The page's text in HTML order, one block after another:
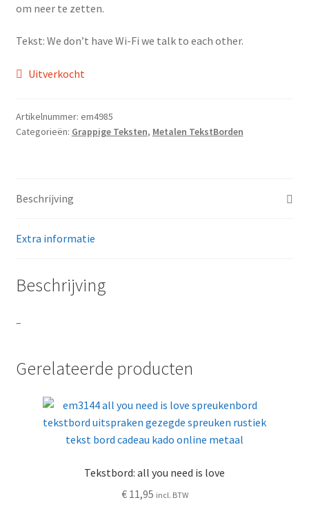
om neer te zetten.
Tekst: We don’t have Wi-Fi we talk to each other.
Uitverkocht
Artikelnummer: em4985
Categorieën: Grappige Teksten, Metalen TekstBorden
Beschrijving
Extra informatie
Beschrijving
–
Gerelateerde producten
Tekstbord: all you need is love
€11,95 incl. BTW